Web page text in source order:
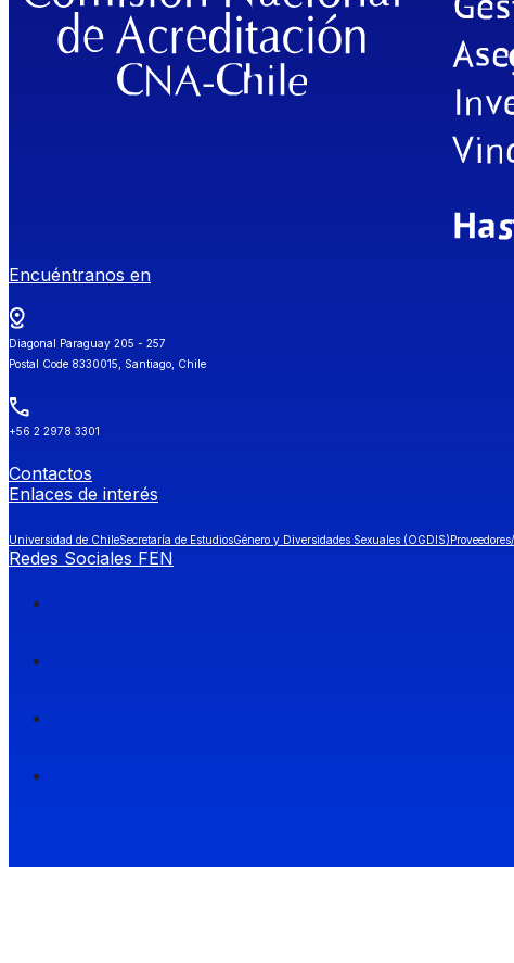
Encuéntranos en
Diagonal Paraguay 205 - 257
Postal Code 8330015, Santiago, Chile
+56 2 2978 3301
Contactos
Enlaces de interés
Universidad de ChileSecretaría de EstudiosGénero y Diversidades Sexuales (OGDIS)
Redes Sociales FEN